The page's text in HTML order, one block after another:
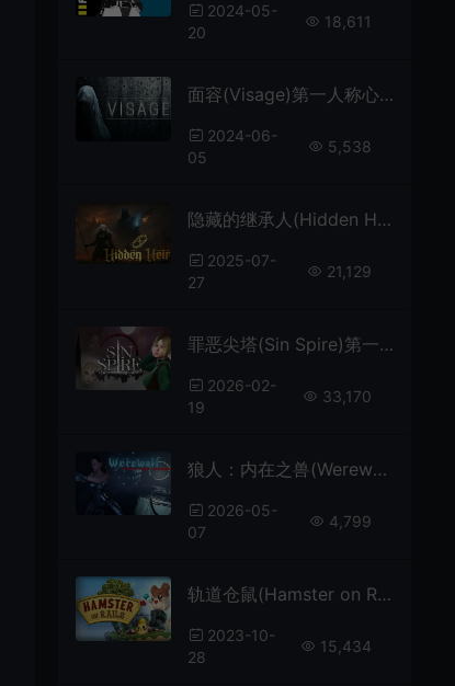
2024-05-
20
18,611
面容(Visage)第一人称心理恐怖游戏|下载
2024-06-
05
5,538
隐藏的继承人(Hidden Heir)开放世界动作RPG游戏|下载
2025-07-
27
21,129
罪恶尖塔(Sin Spire)第一人称恐怖逃脱游戏|下载
2026-02-
19
33,170
狼人：内在之兽(Werewolf The Inner Beast)第三人称生存恐怖游戏|下载
2026-05-
07
4,799
轨道仓鼠(Hamster on Rails)简中|PC|益智休闲策略游戏
2023-10-
28
15,434